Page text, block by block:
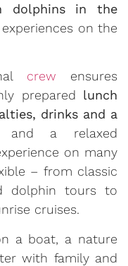
dolphins in the
on the
crew ensures
prepared lunch
drinks and a
and a relaxed
on many
– from classic
dolphin tours to
cruises.
a boat, a nature
with family and